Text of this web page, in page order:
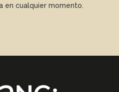
en cualquier momento.